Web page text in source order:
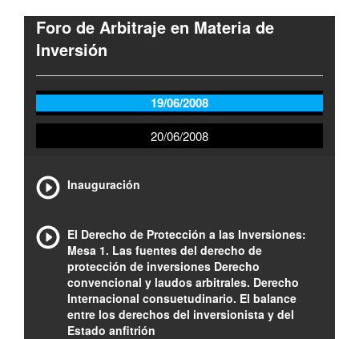
Foro de Arbitraje en Materia de
Inversión
19/06/2008
20/06/2008
Inauguración
El Derecho de Protección a las Inversiones:
Mesa 1. Las fuentes del derecho de
protección de inversiones Derecho
convencional y laudos arbitrales. Derecho
Internacional consuetudinario. El balance
entre los derechos del inversionista y del
Estado anfitrión